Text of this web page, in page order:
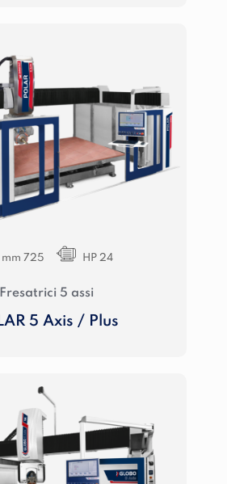
mm 725 HP 24
Fresatrici 5 assi
5 Axis / Plus